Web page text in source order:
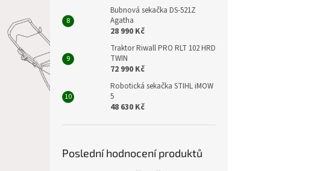
Bubnová sekačka DS-521Z
Agatha
28 990 Kč
Traktor Riwall PRO RLT 102 HRD
TWIN
72 990 Kč
Robotická sekačka STIHL iMOW
5
48 630 Kč
Poslední hodnocení produktů